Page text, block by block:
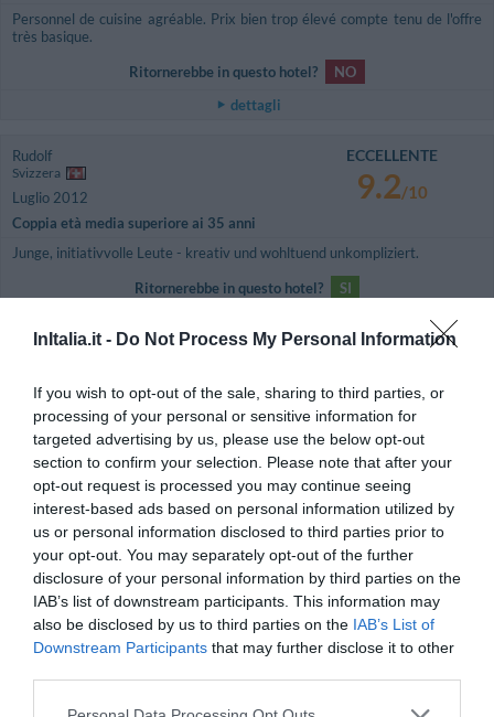
InItalia.it - Do Not Process My Personal Information
If you wish to opt-out of the sale, sharing to third parties, or
processing of your personal or sensitive information for
targeted advertising by us, please use the below opt-out
section to confirm your selection. Please note that after your
opt-out request is processed you may continue seeing
interest-based ads based on personal information utilized by
us or personal information disclosed to third parties prior to
your opt-out. You may separately opt-out of the further
disclosure of your personal information by third parties on the
IAB’s list of downstream participants. This information may
also be disclosed by us to third parties on the IAB’s List of
Downstream Participants that may further disclose it to other
Personnel de cuisine agréable. Prix bien trop élevé compte tenu de l'offre
très basique.
Ritornerebbe in questo hotel?
NO
dettagli
Rudolf
Svizzera
Luglio 2012
Coppia età media superiore ai 35 anni
ECCELLENTE
9.2/10
Junge, initiativvolle Leute - kreativ und wohltuend unkompliziert.
Ritornerebbe in questo hotel?
SI
Italia
Luglio 2012
Famiglia con figli piccoli
7.4/10
Promettono esattamente quello che offrono: ambiente semplice e curato,
buona cucina, cortesia e simpatia. Bravi!
Ritornerebbe in questo hotel?
dettagli
Michele
Italia
Giugno 2012
n/a